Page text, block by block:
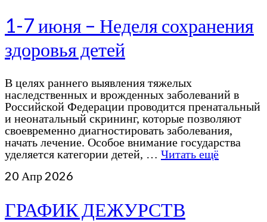
1-7 июня – Неделя сохранения
здоровья детей
В целях раннего выявления тяжелых
наследственных и врожденных заболеваний в
Российской Федерации проводится пренатальный
и неонатальный скрининг, которые позволяют
своевременно диагностировать заболевания,
начать лечение. Особое внимание государства
уделяется категории детей, … Читать ещё
20 Апр 2026
ГРАФИК ДЕЖУРСТВ